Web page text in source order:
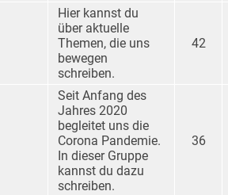
Hier kannst du
über aktuelle
Themen, die uns
bewegen
schreiben.
42
Seit Anfang des
Jahres 2020
begleitet uns die
Corona Pandemie.
In dieser Gruppe
kannst du dazu
schreiben.
36